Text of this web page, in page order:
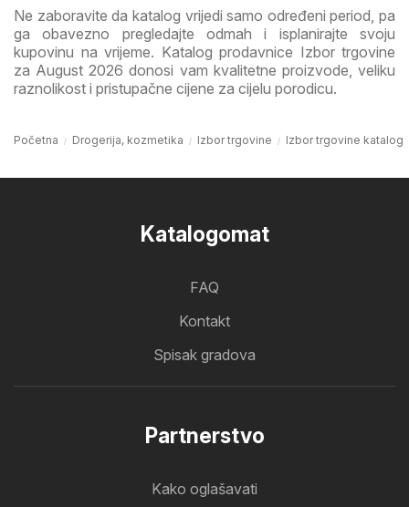
Ne zaboravite da katalog vrijedi samo određeni period, pa
ga obavezno pregledajte odmah i isplanirajte svoju
kupovinu na vrijeme. Katalog prodavnice Izbor trgovine
za August 2026 donosi vam kvalitetne proizvode, veliku
raznolikost i pristupačne cijene za cijelu porodicu.
Početna Drogerija, kozmetika Izbor trgovine Izbor trgovine katalog
Katalogomat
FAQ
Kontakt
Spisak gradova
Partnerstvo
Kako oglašavati